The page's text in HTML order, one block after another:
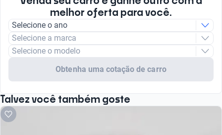
melhor oferta para você.
Selecione o ano
Selecione a marca
Selecione o modelo
Obtenha uma cotação de carro
Talvez você também goste